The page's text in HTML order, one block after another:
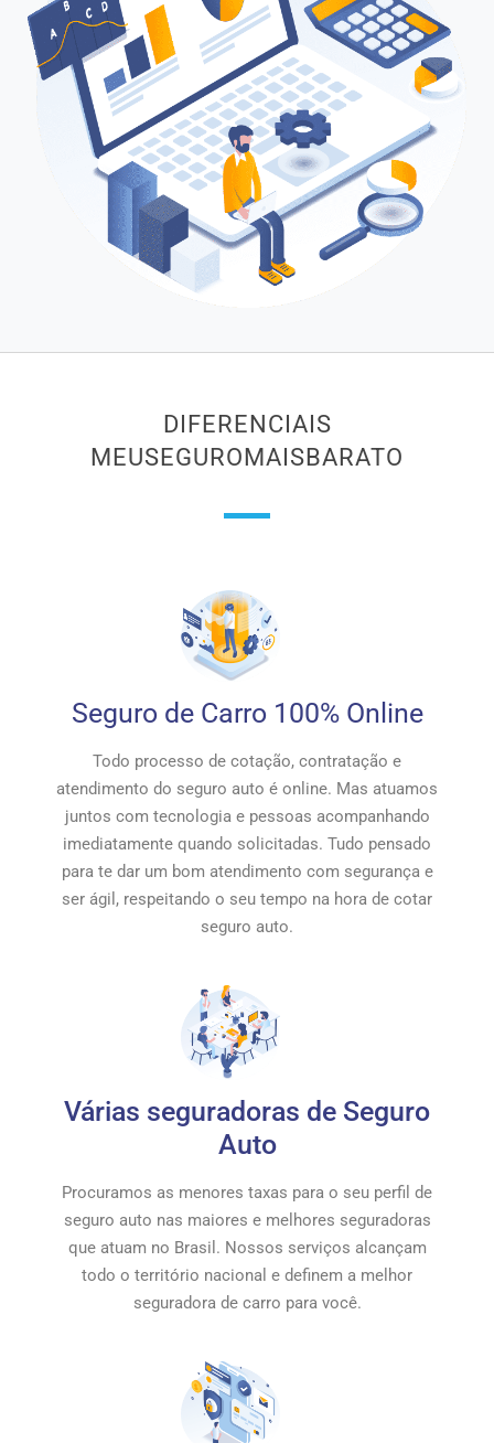
DIFERENCIAIS
MEUSEGUROMAISBARATO
Seguro de Carro 100% Online
Todo processo de cotação, contratação e
atendimento do seguro auto é online. Mas atuamos
juntos com tecnologia e pessoas acompanhando
imediatamente quando solicitadas. Tudo pensado
para te dar um bom atendimento com segurança e
ser ágil, respeitando o seu tempo na hora de cotar
seguro auto.
Várias seguradoras de Seguro
Auto
Procuramos as menores taxas para o seu perfil de
seguro auto nas maiores e melhores seguradoras
que atuam no Brasil. Nossos serviços alcançam
todo o território nacional e definem a melhor
seguradora de carro para você.